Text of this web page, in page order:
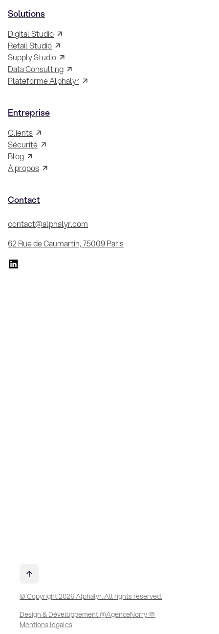
Solutions
Digital Studio
Retail Studio
Supply Studio
Data Consulting
Plateforme Alphalyr
Entreprise
Clients
Sécurité
Blog
À propos
Contact
contact@alphalyr.com
62 Rue de Caumartin, 75009 Paris
© Copyright 2026 Alphalyr. All rights reserved.
Design & Développement @AgenceNorry 🫶
Mentions légales